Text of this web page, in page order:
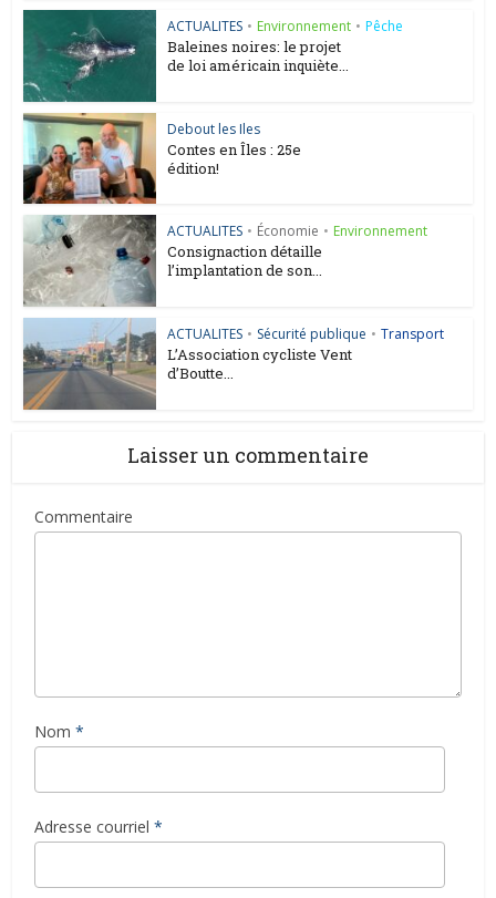
ACTUALITES • Environnement • Pêche
Baleines noires: le projet
de loi américain inquiète...
Debout les Iles
Contes en Îles : 25e
édition!
ACTUALITES • Économie • Environnement
Consignaction détaille
l’implantation de son...
ACTUALITES • Sécurité publique • Transport
L’Association cycliste Vent
d’Boutte...
Laisser un commentaire
Commentaire
Nom *
Adresse courriel *